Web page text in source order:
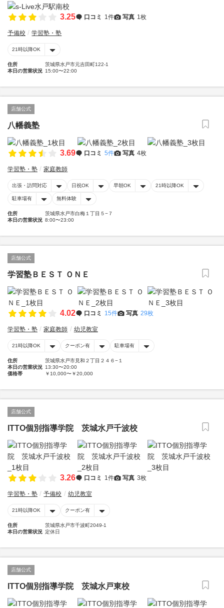
3.25 口コミ 1件 写真 1枚
予備校 学習塾・塾
21時以降OK
住所
茨城県水戸市元吉田町122-1
本日の営業状況 15:00〜22:00
店舗公式
八幡義塾
3.69 口コミ 5件 写真 4枚
学習塾・塾 家庭教師
出張・訪問対応 日祝OK 早朝OK 21時以降OK
駐車場有 無料体験
住所
茨城県水戸市白梅１丁目５−７
本日の営業状況 8:00〜23:00
店舗公式
学習塾ＢＥＳＴ ＯＮＥ
4.02 口コミ 15件 写真 29枚
学習塾・塾 家庭教師 幼児教室
21時以降OK クーポン有 駐車場有
住所
茨城県水戸市見和２丁目２４６−１
本日の営業状況 13:30〜20:00
価格帯
￥10,000〜￥20,000
店舗公式
ITTO個別指導学院 茨城水戸千波校
3.26 口コミ 1件 写真 3枚
学習塾・塾 予備校 幼児教室
21時以降OK クーポン有
住所
茨城県水戸市千波町2049-1
本日の営業状況 定休日
店舗公式
ITTO個別指導学院 茨城水戸東校